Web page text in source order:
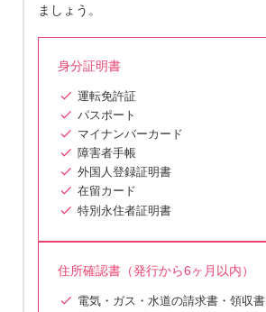
ましょう。
身分証明書
運転免許証
パスポート
マイナンバーカード
障害者手帳
外国人登録証明書
在留カード
特別永住者証明書
住所確認書（発行から6ヶ月以内）
電気・ガス・水道の請求書・領収書